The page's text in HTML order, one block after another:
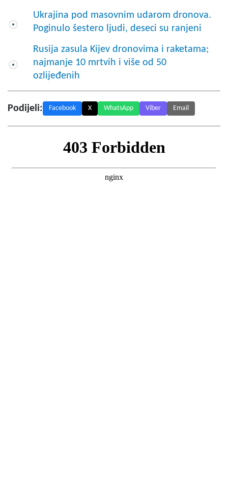
Ukrajina pod masovnim udarom dronova.
Poginulo šestero ljudi, deseci su ranjeni
Rusija zasula Kijev dronovima i raketama;
najmanje 10 mrtvih i više od 50
ozlijeđenih
Podijeli: Facebook X WhatsApp Viber Email